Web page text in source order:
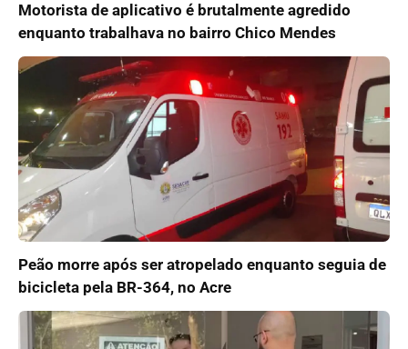
Motorista de aplicativo é brutalmente agredido
enquanto trabalhava no bairro Chico Mendes
Peão morre após ser atropelado enquanto seguia de
bicicleta pela BR-364, no Acre